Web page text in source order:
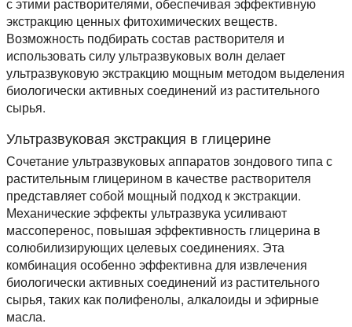
с этими растворителями, обеспечивая эффективную
экстракцию ценных фитохимических веществ.
Возможность подбирать состав растворителя и
использовать силу ультразвуковых волн делает
ультразвуковую экстракцию мощным методом выделения
биологически активных соединений из растительного
сырья.
Ультразвуковая экстракция в глицерине
Сочетание ультразвуковых аппаратов зондового типа с
растительным глицерином в качестве растворителя
представляет собой мощный подход к экстракции.
Механические эффекты ультразвука усиливают
массоперенос, повышая эффективность глицерина в
солюбилизирующих целевых соединениях. Эта
комбинация особенно эффективна для извлечения
биологически активных соединений из растительного
сырья, таких как полифенолы, алкалоиды и эфирные
масла.